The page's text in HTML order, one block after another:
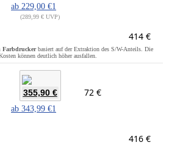
ab 229,00 €1
289,99 € UVP
414 €
Farbdruckerbasiert auf der Extraktion des S/W-Anteils. Die
können deutlich höher ausfallen.
355,90 €
ab 343,99 €1
72 €
416 €